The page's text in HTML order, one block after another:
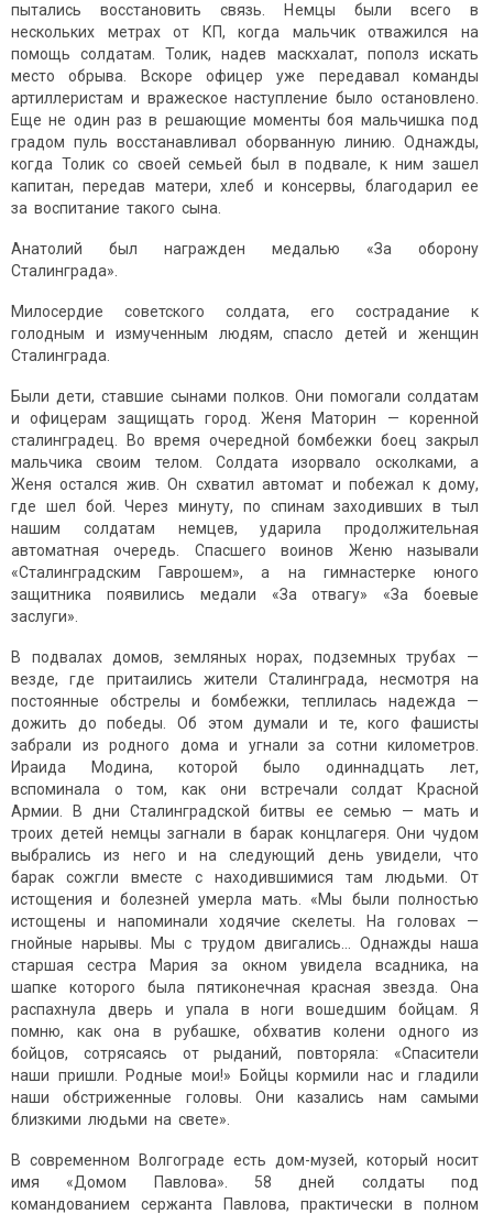
пытались восстановить связь. Немцы были всего в
нескольких метрах от КП, когда мальчик отважился на
помощь солдатам. Толик, надев маскхалат, пополз искать
место обрыва. Вскоре офицер уже передавал команды
артиллеристам и вражеское наступление было остановлено.
Еще не один раз в решающие моменты боя мальчишка под
градом пуль восстанавливал оборванную линию. Однажды,
когда Толик со своей семьей был в подвале, к ним зашел
капитан, передав матери, хлеб и консервы, благодарил ее
за воспитание такого сына.
Анатолий был награжден медалью «За оборону
Сталинграда».
Милосердие советского солдата, его сострадание к
голодным и измученным людям, спасло детей и женщин
Сталинграда.
Были дети, ставшие сынами полков. Они помогали солдатам
и офицерам защищать город. Женя Маторин — коренной
сталинградец. Во время очередной бомбежки боец закрыл
мальчика своим телом. Солдата изорвало осколками, а
Женя остался жив. Он схватил автомат и побежал к дому,
где шел бой. Через минуту, по спинам заходивших в тыл
нашим солдатам немцев, ударила продолжительная
автоматная очередь. Спасшего воинов Женю называли
«Сталинградским Гаврошем», а на гимнастерке юного
защитника появились медали «За отвагу» «За боевые
заслуги».
В подвалах домов, земляных норах, подземных трубах —
везде, где притаились жители Сталинграда, несмотря на
постоянные обстрелы и бомбежки, теплилась надежда —
дожить до победы. Об этом думали и те, кого фашисты
забрали из родного дома и угнали за сотни километров.
Ираида Модина, которой было одиннадцать лет,
вспоминала о том, как они встречали солдат Красной
Армии. В дни Сталинградской битвы ее семью — мать и
троих детей немцы загнали в барак концлагеря. Они чудом
выбрались из него и на следующий день увидели, что
барак сожгли вместе с находившимися там людьми. От
истощения и болезней умерла мать. «Мы были полностью
истощены и напоминали ходячие скелеты. На головах —
гнойные нарывы. Мы с трудом двигались… Однажды наша
старшая сестра Мария за окном увидела всадника, на
шапке которого была пятиконечная красная звезда. Она
распахнула дверь и упала в ноги вошедшим бойцам. Я
помню, как она в рубашке, обхватив колени одного из
бойцов, сотрясаясь от рыданий, повторяла: «Спасители
наши пришли. Родные мои!» Бойцы кормили нас и гладили
наши обстриженные головы. Они казались нам самыми
близкими людьми на свете».
В современном Волгограде есть дом-музей, который носит
имя «Домом Павлова». 58 дней солдаты под
командованием сержанта Павлова, практически в полном